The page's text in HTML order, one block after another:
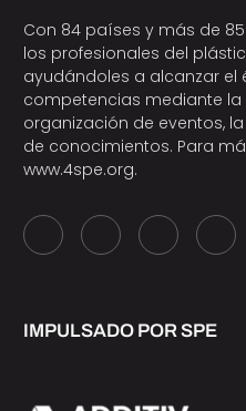
Con 84 países y más de
los profesionales del
ayudándoles a alcanzar el
competencias mediante la
organización de eventos,
de conocimientos. Para
www.4spe.org.
IMPULSADO POR SPE